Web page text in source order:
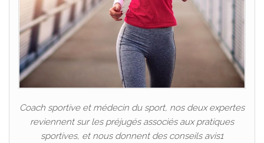
Coach sportive et médecin du sport, nos deux expertes
reviennent sur les préjugés associés aux pratiques
sportives, et nous donnent des conseils avis1